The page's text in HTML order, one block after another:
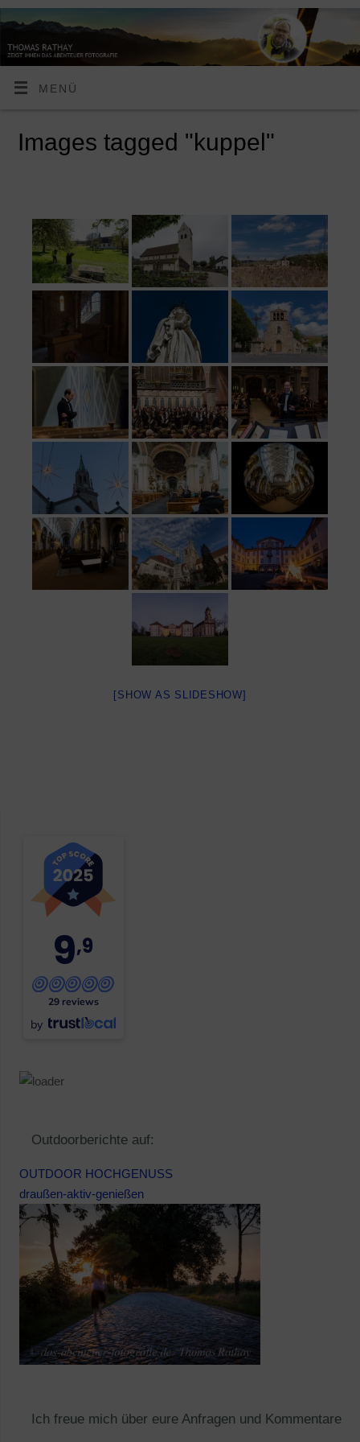
MENÜ
Images tagged "kuppel"
[SHOW AS SLIDESHOW]
9,9
29 reviews
by
Outdoorberichte auf:
OUTDOOR HOCHGENUSS
draußen-aktiv-genießen
Ich freue mich über eure Anfragen und Kommentare